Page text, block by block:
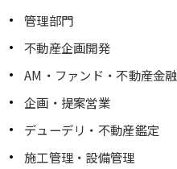
管理部門
不動産企画開発
AM・ファンド・不動産金融
企画・提案営業
デューデリ・不動産鑑定
施工管理・設備管理